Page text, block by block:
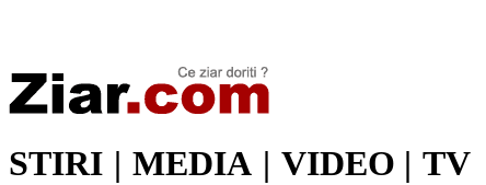
STIRI | MEDIA | VIDEO | TV